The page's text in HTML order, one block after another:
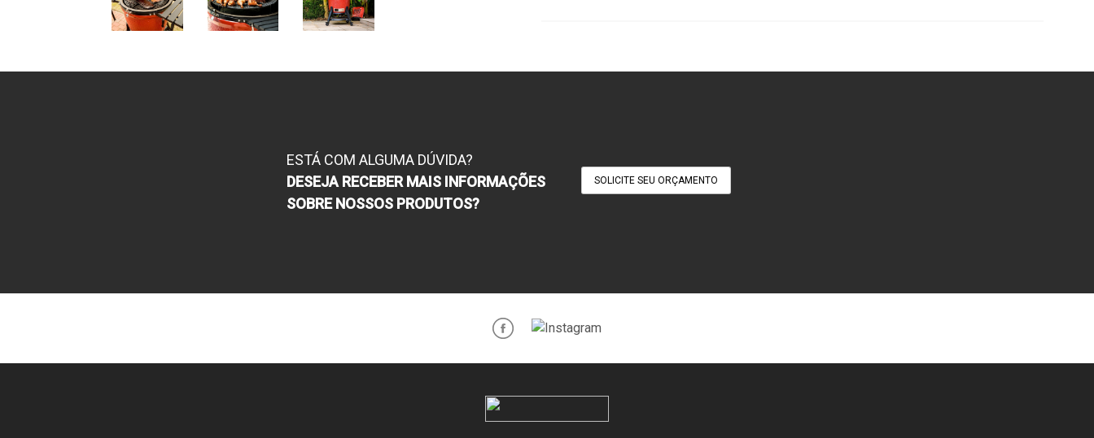
ESTÁ COM ALGUMA DÚVIDA?
DESEJA RECEBER MAIS INFORMAÇÕES
SOBRE NOSSOS PRODUTOS?
SOLICITE SEU ORÇAMENTO